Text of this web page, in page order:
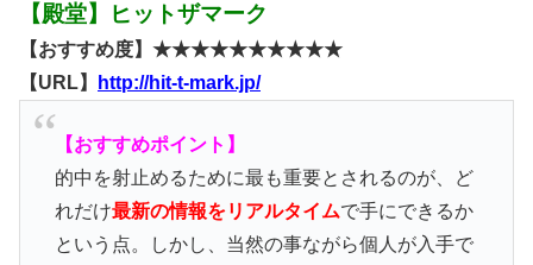
【殿堂】ヒットザマーク
【おすすめ度】★★★★★★★★★★
【URL】
http://hit-t-mark.jp/
【おすすめポイント】
的中を射止めるために最も重要とされるのが、ど
れだけ最新の情報をリアルタイムで手にできるか
という点。しかし、当然の事ながら個人が入手で